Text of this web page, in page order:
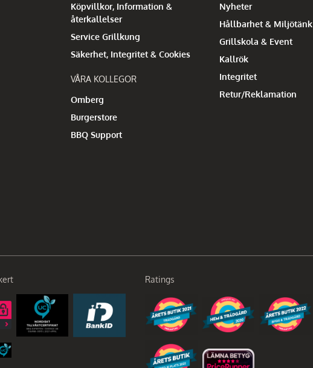
Köpvillkor, Information &
återkallelser
Service Grillkung
Säkerhet, Integritet & Cookies
VÅRA KOLLEGOR
Omberg
Burgerstore
BBQ Support
Nyheter
Hållbarhet & Miljötänk
Grillskola & Event
Kallrök
Integritet
Retur/Reklamation
Ratings